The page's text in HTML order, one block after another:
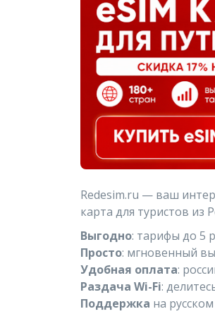
Redesim.ru — ваш
карта для туристов из
Выгодно: тарифы до 5
Просто: мгновенный
Удобная оплата:
Раздача Wi-Fi:
Поддержка на